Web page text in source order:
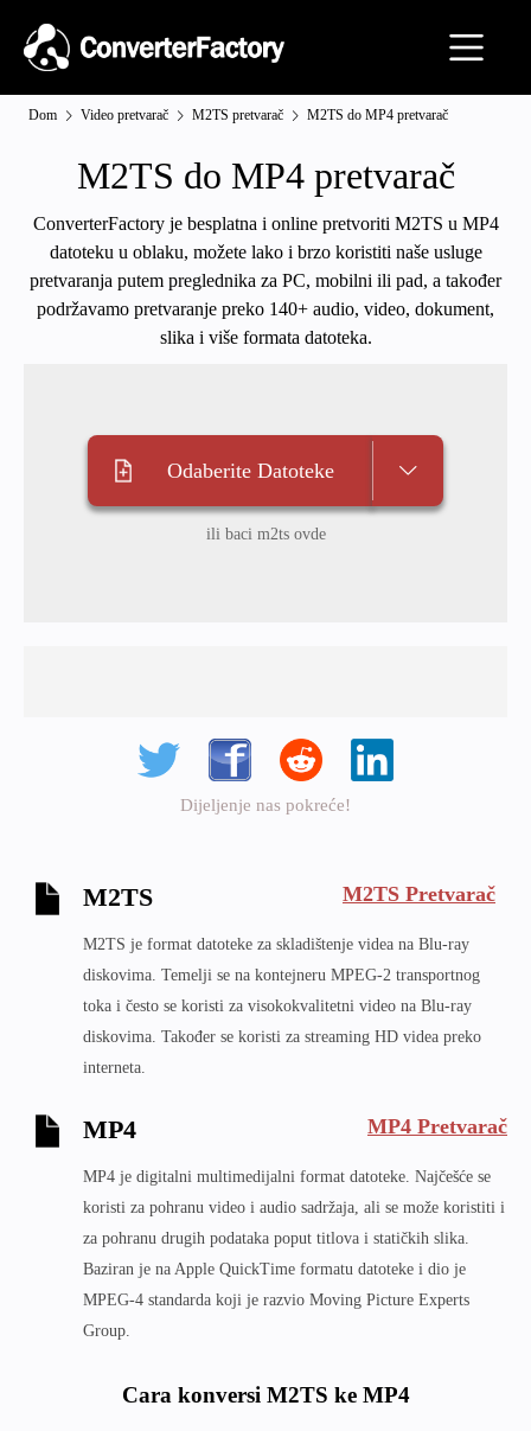
Dom Video pretvarač M2TS pretvarač M2TS do MP4 pretvarač
M2TS do MP4 pretvarač
ConverterFactory je besplatna i online pretvoriti M2TS u MP4
datoteku u oblaku, možete lako i brzo koristiti naše usluge
pretvaranja putem preglednika za PC, mobilni ili pad, a također
podržavamo pretvaranje preko 140+ audio, video, dokument,
slika i više formata datoteka.
Odaberite Datoteke
ili baci m2ts ovde
Dijeljenje nas pokreće!
M2TS M2TS Pretvarač
M2TS je format datoteke za skladištenje videa na Blu-ray
diskovima. Temelji se na kontejneru MPEG-2 transportnog
toka i često se koristi za visokokvalitetni video na Blu-ray
diskovima. Također se koristi za streaming HD videa preko
interneta.
MP4 MP4 Pretvarač
MP4 je digitalni multimedijalni format datoteke. Najčešće se
koristi za pohranu video i audio sadržaja, ali se može koristiti i
za pohranu drugih podataka poput titlova i statičkih slika.
Baziran je na Apple QuickTime formatu datoteke i dio je
MPEG-4 standarda koji je razvio Moving Picture Experts
Group.
Cara konversi M2TS ke MP4